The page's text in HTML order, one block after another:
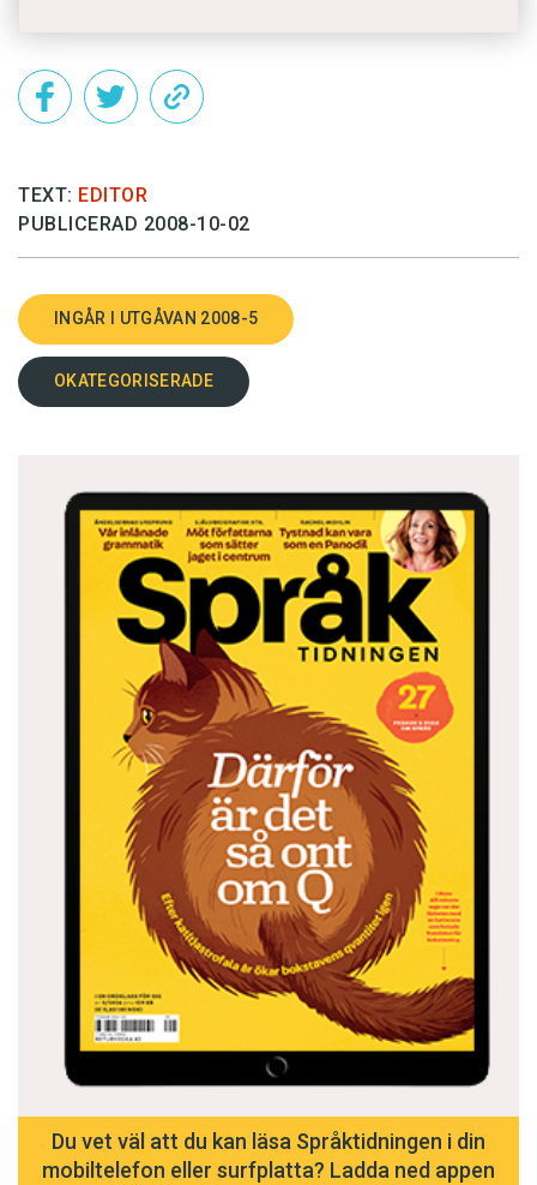
TEXT: EDITOR
PUBLICERAD 2008-10-02
INGÅR I UTGÅVAN 2008-5
OKATEGORISERADE
Du vet väl att du kan läsa Språktidningen i din
mobiltelefon eller surfplatta? Ladda ned appen